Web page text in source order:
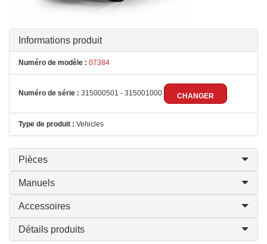
Informations produit
Numéro de modèle : 07384
Numéro de série : 315000501 - 315001000 CHANGER
Type de produit : Vehicles
Pièces
Manuels
Accessoires
Détails produits